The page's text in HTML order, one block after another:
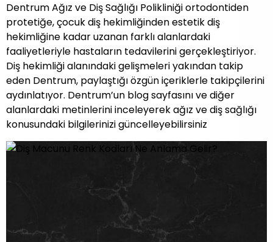
Dentrum Ağız ve Diş Sağlığı Polikliniği ortodontiden
protetiğe, çocuk diş hekimliğinden estetik diş
hekimliğine kadar uzanan farklı alanlardaki
faaliyetleriyle hastaların tedavilerini gerçekleştiriyor.
Diş hekimliği alanındaki gelişmeleri yakından takip
eden Dentrum, paylaştığı özgün içeriklerle takipçilerini
aydınlatıyor. Dentrum’un blog sayfasını ve diğer
alanlardaki metinlerini inceleyerek ağız ve diş sağlığı
konusundaki bilgilerinizi güncelleyebilirsiniz